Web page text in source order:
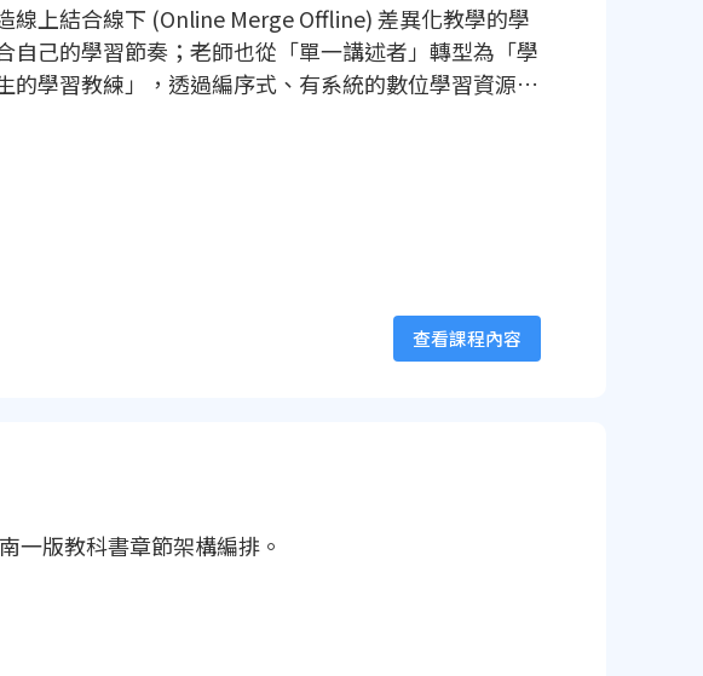
線上結合線下 (Online Merge Offline) 差異化教學的學
自己的學習節奏；老師也從「單一講述者」轉型為「學
的學習教練」，透過編序式、有系統的數位學習資源支
查看課程內容
據南一版教科書章節架構編排。